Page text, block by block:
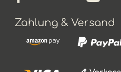
Zahlung & Versand